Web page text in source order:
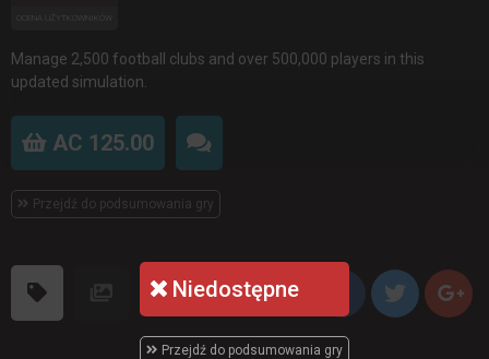
Niedostępne
Przejdź do podsumowania gry
OCENA UŻYTKOWNIKÓW
Manage 2,500 football clubs and over 500,000 players in this
updated simulation.
AC 125.00
Przejdź do podsumowania gry